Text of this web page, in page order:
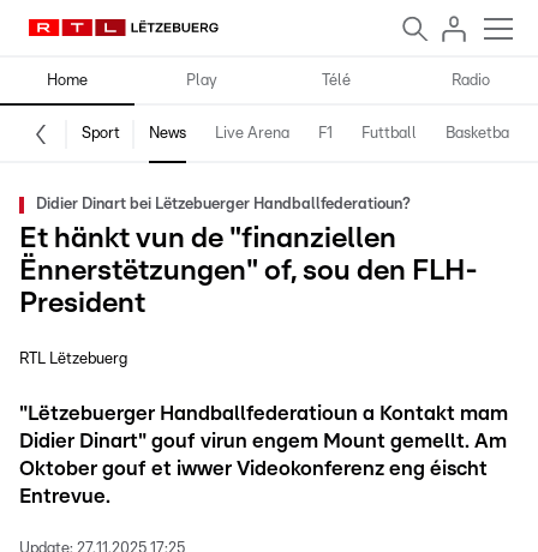
Home Play Télé Radio
Sport News Live Arena F1 Futtball Basketball
Didier Dinart bei Lëtzebuerger Handballfederatioun?
Et hänkt vun de "finanziellen
Ënnerstëtzungen" of, sou den FLH-
President
RTL Lëtzebuerg
"Lëtzebuerger Handballfederatioun a Kontakt mam
Didier Dinart" gouf virun engem Mount gemellt. Am
Oktober gouf et iwwer Videokonferenz eng éischt
Entrevue.